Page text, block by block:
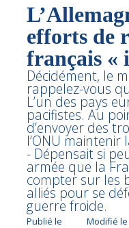
efforts de
français «
Décidément, le
rappelez-vous
L’un des pays
pacifistes. Au
d’envoyer des
l’ONU
- Dépensait si
armée que la
compter sur les
alliés pour se
guerre froide.
Publié le Modifié le